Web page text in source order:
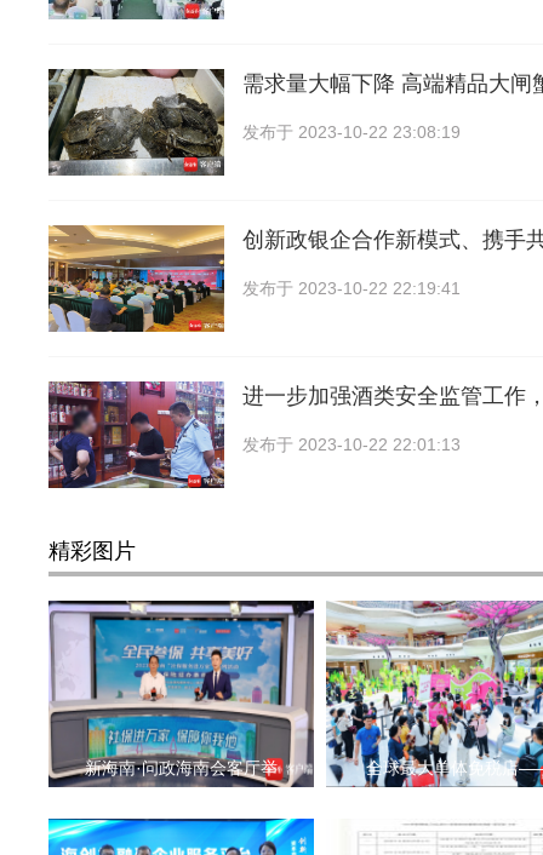
需求量大幅下降 高端精品大闸
发布于 2023-10-22 23:08:19
创新政银企合作新模式、携手
发布于 2023-10-22 22:19:41
进一步加强酒类安全监管工作
发布于 2023-10-22 22:01:13
精彩图片
新海南·问政海南会客厅举 全球最大单体免税店